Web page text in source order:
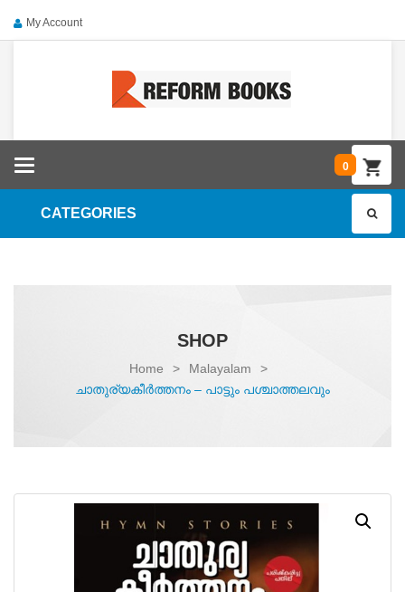
My Account
Categories 0
CATEGORIES
SHOP
Home > Malayalam
>
ചാതുര്യകീർത്തനം – പാട്ടും പശ്ചാത്തലവും